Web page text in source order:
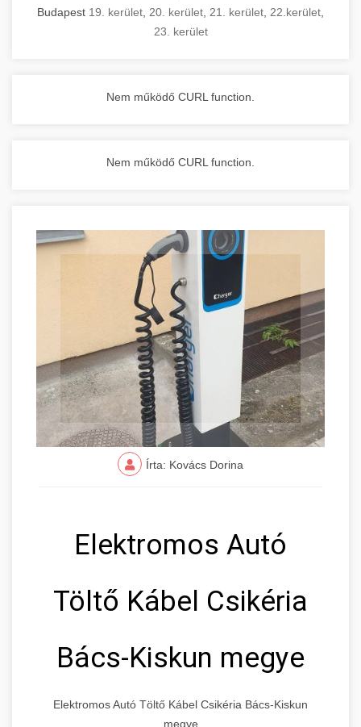
Budapest 19. kerület 20. kerület 21. kerület 22.kerület
23. kerület
Nem működő CURL function.
Nem működő CURL function.
Írta: Kovács Dorina
Elektromos Autó
Töltő Kábel Csikéria
Bács-Kiskun megye
Elektromos Autó Töltő Kábel Csikéria Bács-Kiskun
megye